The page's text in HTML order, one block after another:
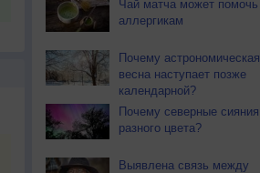
Чай матча может помочь
аллергикам
Почему астрономическая
весна наступает позже
календарной?
Почему северные сияния
разного цвета?
Выявлена связь между